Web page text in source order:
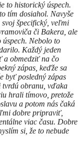
to historický úspech.
tím dosiahol. Navyše
špecifický, veľmi
či Bakera, ale
úspech. Nebolo to
Každý jeden
a obmedziť na čo
zápas, keďže sa
byť posledný zápas
tvrdú obranu, vďaka
hrali tímovo, pretože
a potom nás čaká
dobre pripraviť,
viac času. Dobre
si, že to nebude